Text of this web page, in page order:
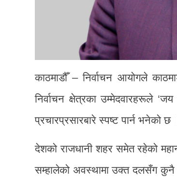
काठमाडौँ – निर्वाचन आयोगले
निर्वाचन क्षेत्रका उम्मेदवारहरूले
प्रचारप्रसारबारे स्पष्ट पार्न भनेको छ
देशको राजधानी शहर समेत रहेको
सम्हालेको अवस्थामा उक्त दलसँग कुनै